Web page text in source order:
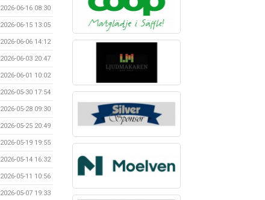
2026-06-16 08:30
2026-06-15 13:05
2026-06-06 14:12
2026-06-03 20:47
2026-06-01 10:02
2026-05-30 17:54
2026-05-28 09:30
2026-05-25 20:49
2026-05-19 19:55
2026-05-14 16:32
2026-05-11 10:56
2026-05-07 19:33